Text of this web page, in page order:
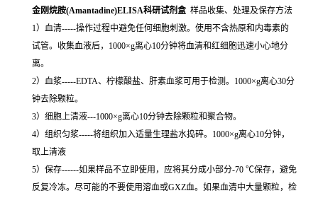
金刚烷胺(Amantadine)ELISA科研试剂盒 样品收集、处理及保存方法
1）血清-----操作过程中避免任何细胞刺激。使用不含热原和内毒素的
试管。收集血液后，1000×g离心10分钟将血清和红细胞迅速小心地分
离。
2）血浆-----EDTA、柠檬酸盐、肝素血浆可用于检测。1000×g离心30分
钟去除颗粒。
3）细胞上清液---1000×g离心10分钟去除颗粒和聚合物。
4）组织匀浆-----将组织加入适量生理盐水捣碎。1000×g离心10分钟，
取上清液
5）保存------如果样品不立即使用，应将其分成小部分-70 ℃保存，避免
反复冷冻。尽可能的不要使用溶血或GXZ血。如果血清中大量颗粒，检